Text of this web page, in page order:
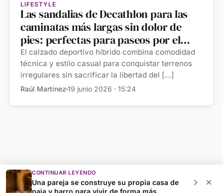
LIFESTYLE
Las sandalias de Decathlon para las
caminatas más largas sin dolor de
pies: perfectas para paseos por el
campo o para las playas de piedras
El calzado deportivo híbrido combina comodidad
técnica y estilo casual para conquistar terrenos
irregulares sin sacrificar la libertad del […]
Raúl Martínez 19 junio 2026 · 15:24
© 2026 A de Aurelia
CONTINUAR LEYENDO
Una pareja se construye su propia casa de
paja y barro para vivir de forma más
×